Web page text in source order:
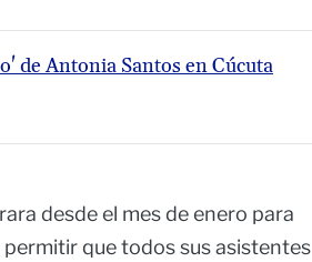
de Antonia Santos en Cúcuta
desde el mes de enero para
que todos sus asistentes